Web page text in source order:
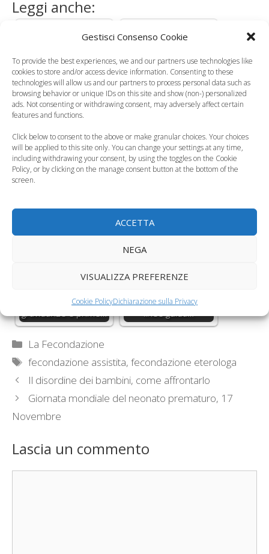
Gestisci Consenso Cookie
To provide the best experiences, we and our partners use technologies like
cookies to store and/or access device information. Consenting to these
technologies will allow us and our partners to process personal data such as
browsing behavior or unique IDs on this site and show (non-) personalized
ads. Not consenting or withdrawing consent, may adversely affect certain
features and functions.
Click below to consent to the above or make granular choices. Your choices
will be applied to this site only. You can change your settings at any time,
including withdrawing your consent, by using the toggles on the Cookie
Policy, or by clicking on the manage consent button at the bottom of the
screen.
ACCETTA
NEGA
VISUALIZZA PREFERENZE
Cookie PolicyDichiarazione sulla Privacy
Leggi anche:
Fecondazione
eterologa, 30 mila
coppie in Italia…
Fecondazione
eterologa, la
Consulta dichiara…
Fecondazione
assistita, come è
40…
consulta dice no
Fecondazione
eterologa, prime
Fecondazione
eterologa, le nuove
Categorie
La Fecondazione
Tag
fecondazione assistita,fecondazione eterologa
Il disordine dei bambini, come affrontarlo
Giornata mondiale del neonato prematuro, 17
Novembre
Lascia un commento